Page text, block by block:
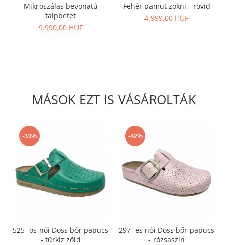
Mikroszálas bevonatú
talpbetet
9.990,00 HUF
Fehér pamut zokni - rövid
4.999,00 HUF
MÁSOK EZT IS VÁSÁROLTÁK
-33%
525 -ös női Doss bőr papucs
- türkiz zöld
-42%
297 -es női Doss bőr papucs
- rózsaszín